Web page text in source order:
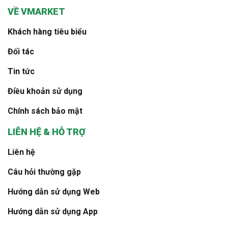
VỀ VMARKET
Khách hàng tiêu biểu
Đối tác
Tin tức
Điều khoản sử dụng
Chính sách bảo mật
LIÊN HỆ & HỖ TRỢ
Liên hệ
Câu hỏi thường gặp
Hướng dẫn sử dụng Web
Hướng dẫn sử dụng App